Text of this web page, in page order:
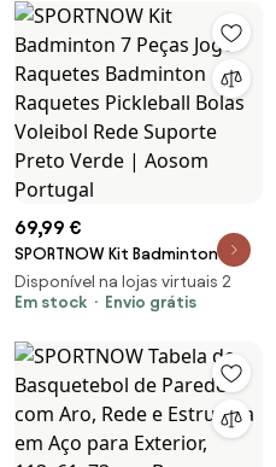
Vermelho e Preto | Aosom
Portugal
69,99 €
SPORTNOW Kit Badminton 7
Peças Jogo Raquetes
Badminton Raquetes Pickleball
Preto Verde | Aosom Portugal
Disponível na lojas virtuais 2
Em stock
Envio grátis